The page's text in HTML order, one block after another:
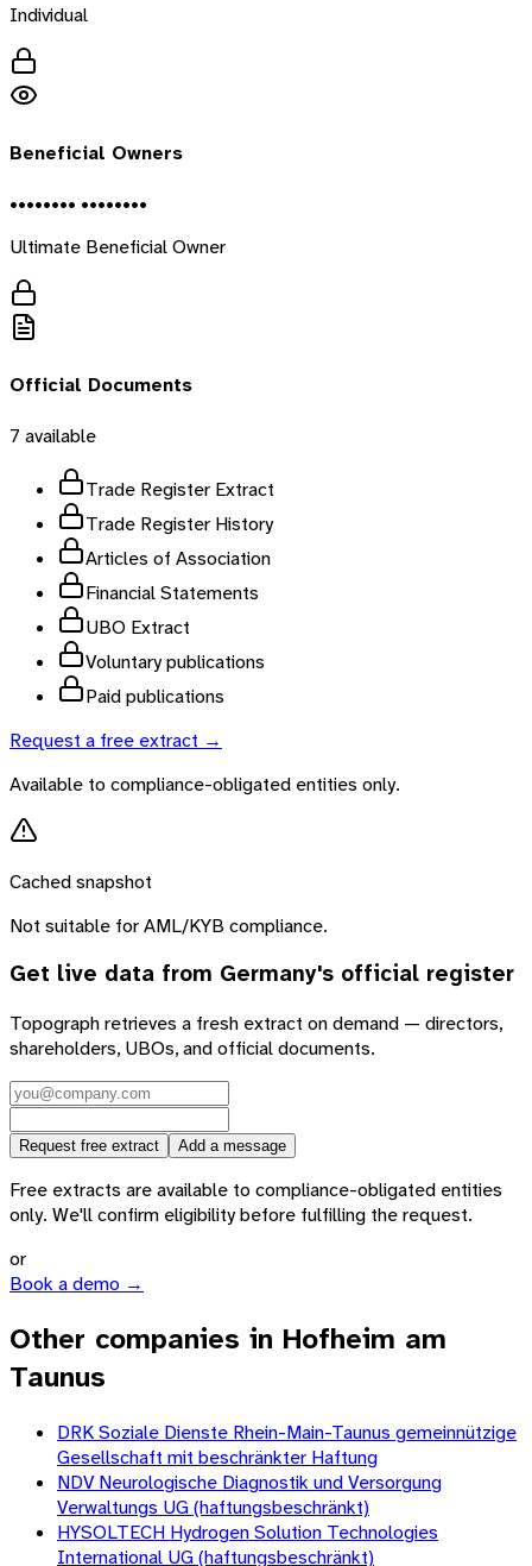
Individual
Beneficial Owners
•••••••• ••••••••
Ultimate Beneficial Owner
Official Documents
7 available
Trade Register Extract
Trade Register History
Articles of Association
Financial Statements
UBO Extract
Voluntary publications
Paid publications
Request a free extract →
Available to compliance-obligated entities only.
Cached snapshot
Not suitable for AML/KYB compliance.
Get live data from Germany's official register
Topograph retrieves a fresh extract on demand — directors,
shareholders, UBOs, and official documents.
Request free extract Add a message
Free extracts are available to compliance-obligated entities
only. We'll confirm eligibility before fulfilling the request.
or
Book a demo →
Other companies in Hofheim am
Taunus
DRK Soziale Dienste Rhein-Main-Taunus gemeinnützige
Gesellschaft mit beschränkter Haftung
NDV Neurologische Diagnostik und Versorgung
Verwaltungs UG (haftungsbeschränkt)
HYSOLTECH Hydrogen Solution Technologies
International UG (haftungsbeschränkt)